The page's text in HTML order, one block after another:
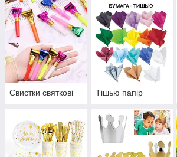
Свистки святкові Тішью папір